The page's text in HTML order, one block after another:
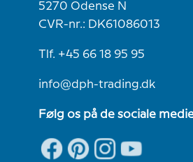
5270 Odense N
CVR-nr.: DK61086013
Tlf. +45 66 18 95 95
info@dph-trading.dk
Følg os på de sociale